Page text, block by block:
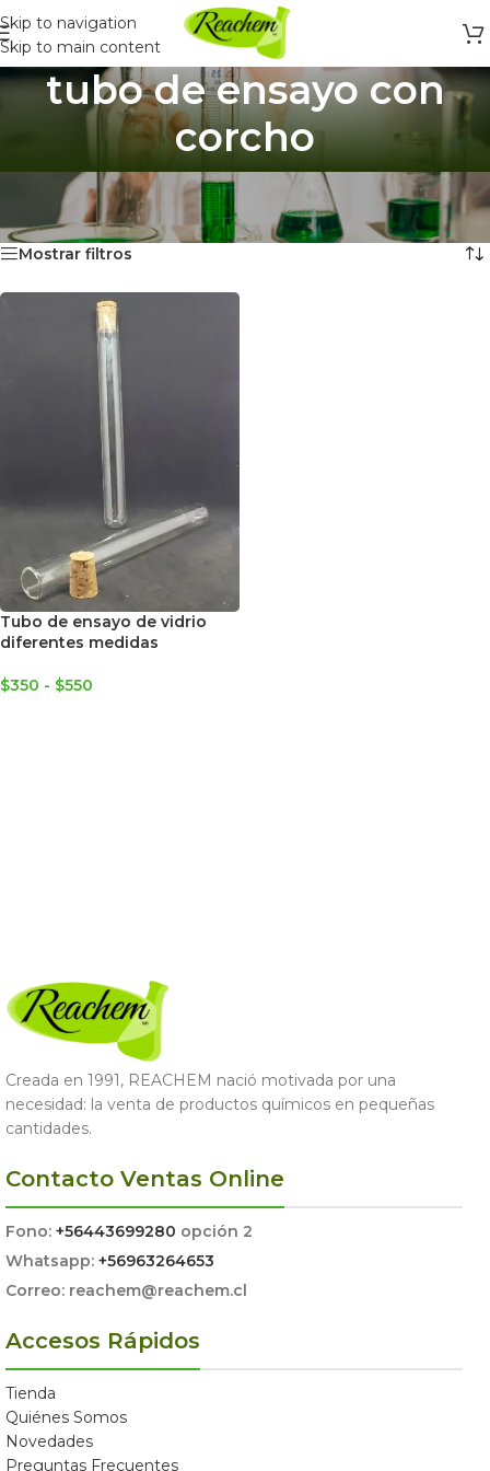
Skip to navigation
Skip to main content
tubo de ensayo con
corcho
Productos etiquetados “tubo de ensayo con corcho”
Mostrando el único resultado
Mostrar filtros
Tubo de ensayo de vidrio
diferentes medidas
$350 - $550
Creada en 1991, REACHEM nació motivada por una
necesidad: la venta de productos químicos en pequeñas
cantidades.
Contacto Ventas Online
Fono: +56443699280 opción 2
Whatsapp: +56963264653
Correo: reachem@reachem.cl
Accesos Rápidos
Tienda
Quiénes Somos
Novedades
Preguntas Frecuentes